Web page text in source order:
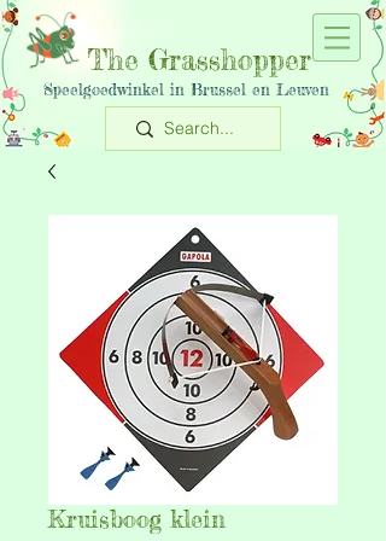
The Grasshopper
Speelgoedwinkel in Brussel en Leuven
Kruisboog klein